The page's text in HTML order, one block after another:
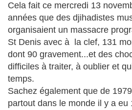
Cela fait ce mercredi 13
années que des djihadistes
organisaient un massacre
St Denis avec à la clef, 131
dont 90 gravement...et des
difficiles à traiter, à oublier et
temps.
Sachez également que de
partout dans le monde il y a eu